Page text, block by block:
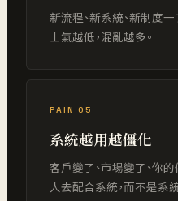
新流程、新系統、新制度
士氣越低，混亂越多。
PAIN 05
系統越用越僵化
客戶變了、市場變了、你
人去配合系統，而不是系